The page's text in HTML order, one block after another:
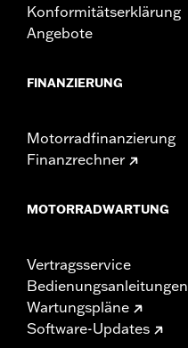
Konformitätserklärung
Angebote
FINANZIERUNG
Motorradfinanzierung
Finanzrechner
MOTORRADWARTUNG
Vertragsservice
Bedienungsanleitungen
Wartungspläne
Software-Updates